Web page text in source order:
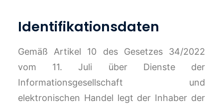
Identifikationsdaten
Gemäß Artikel 10 des Gesetzes 34/2022
vom 11. Juli über Dienste der
Informationsgesellschaft und
elektronischen Handel legt der Inhaber der